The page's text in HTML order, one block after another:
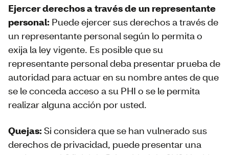
Ejercer derechos a través de un representante
personal: Puede ejercer sus derechos a través de
un representante personal según lo permita o
exija la ley vigente. Es posible que su
representante personal deba presentar prueba de
autoridad para actuar en su nombre antes de que
se le conceda acceso a su PHI o se le permita
realizar alguna acción por usted.
Quejas:Si considera que se han vulnerado sus
derechos de privacidad, puede presentar una